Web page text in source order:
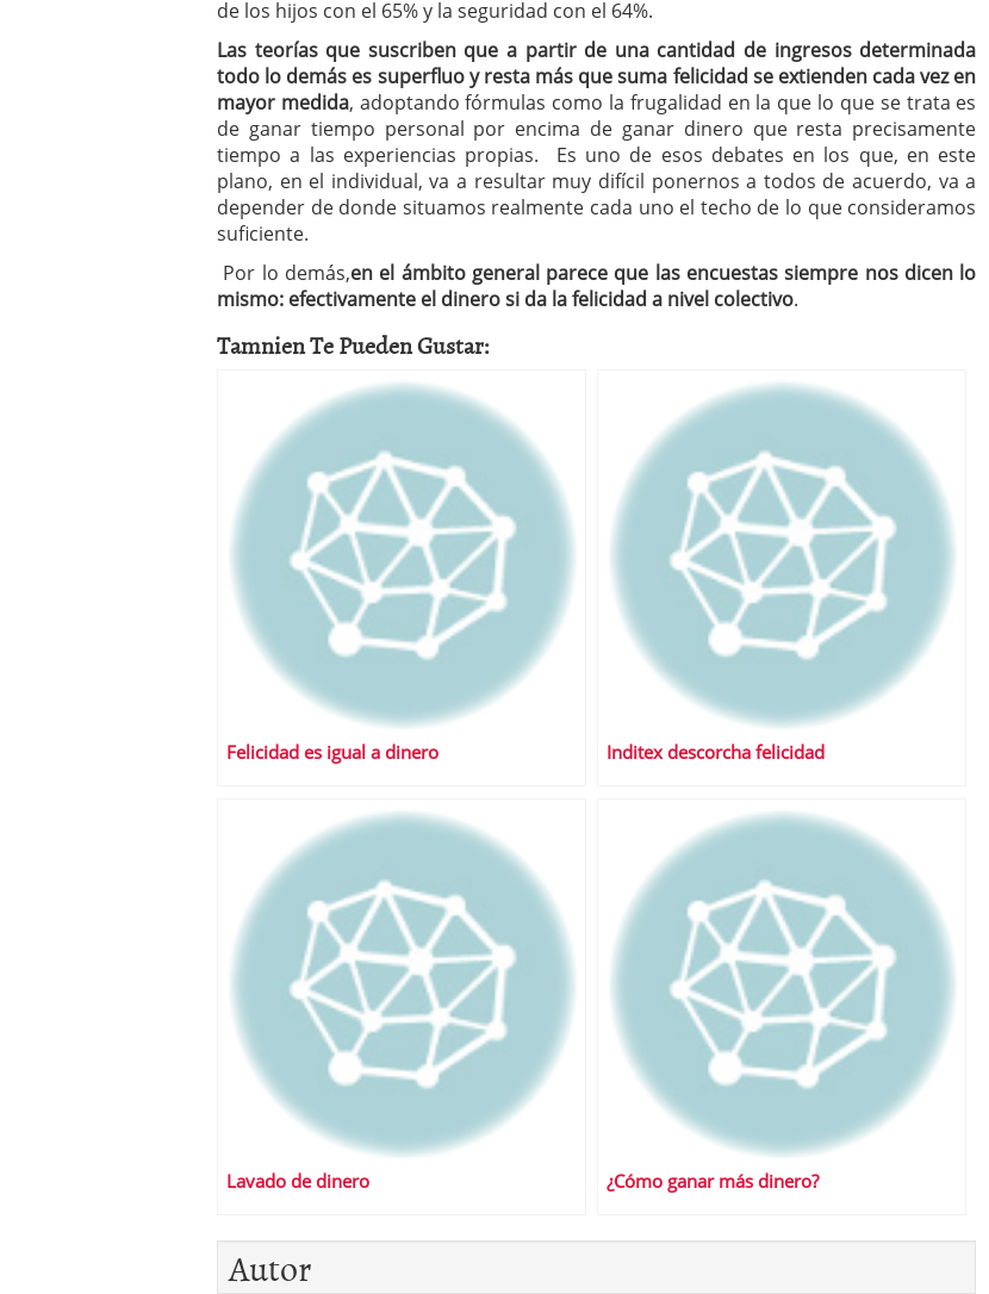
de los hijos con el 65% y la seguridad con el 64%.
Las teorías que suscriben que a partir de una cantidad de ingresos determinada
todo lo demás es superfluo y resta más que suma felicidad se extienden cada vez en
mayor medida, adoptando fórmulas como la frugalidad en la que lo que se trata es
de ganar tiempo personal por encima de ganar dinero que resta precisamente
tiempo a las experiencias propias. Es uno de esos debates en los que, en este
plano, en el individual, va a resultar muy difícil ponernos a todos de acuerdo, va a
depender de donde situamos realmente cada uno el techo de lo que consideramos
suficiente.
Por lo demás,en el ámbito general parece que las encuestas siempre nos dicen lo
mismo: efectivamente el dinero si da la felicidad a nivel colectivo.
Tamnien Te Pueden Gustar:
Felicidad es igual a dinero Inditex descorcha felicidad
Lavado de dinero ¿Cómo ganar más dinero?
Autor